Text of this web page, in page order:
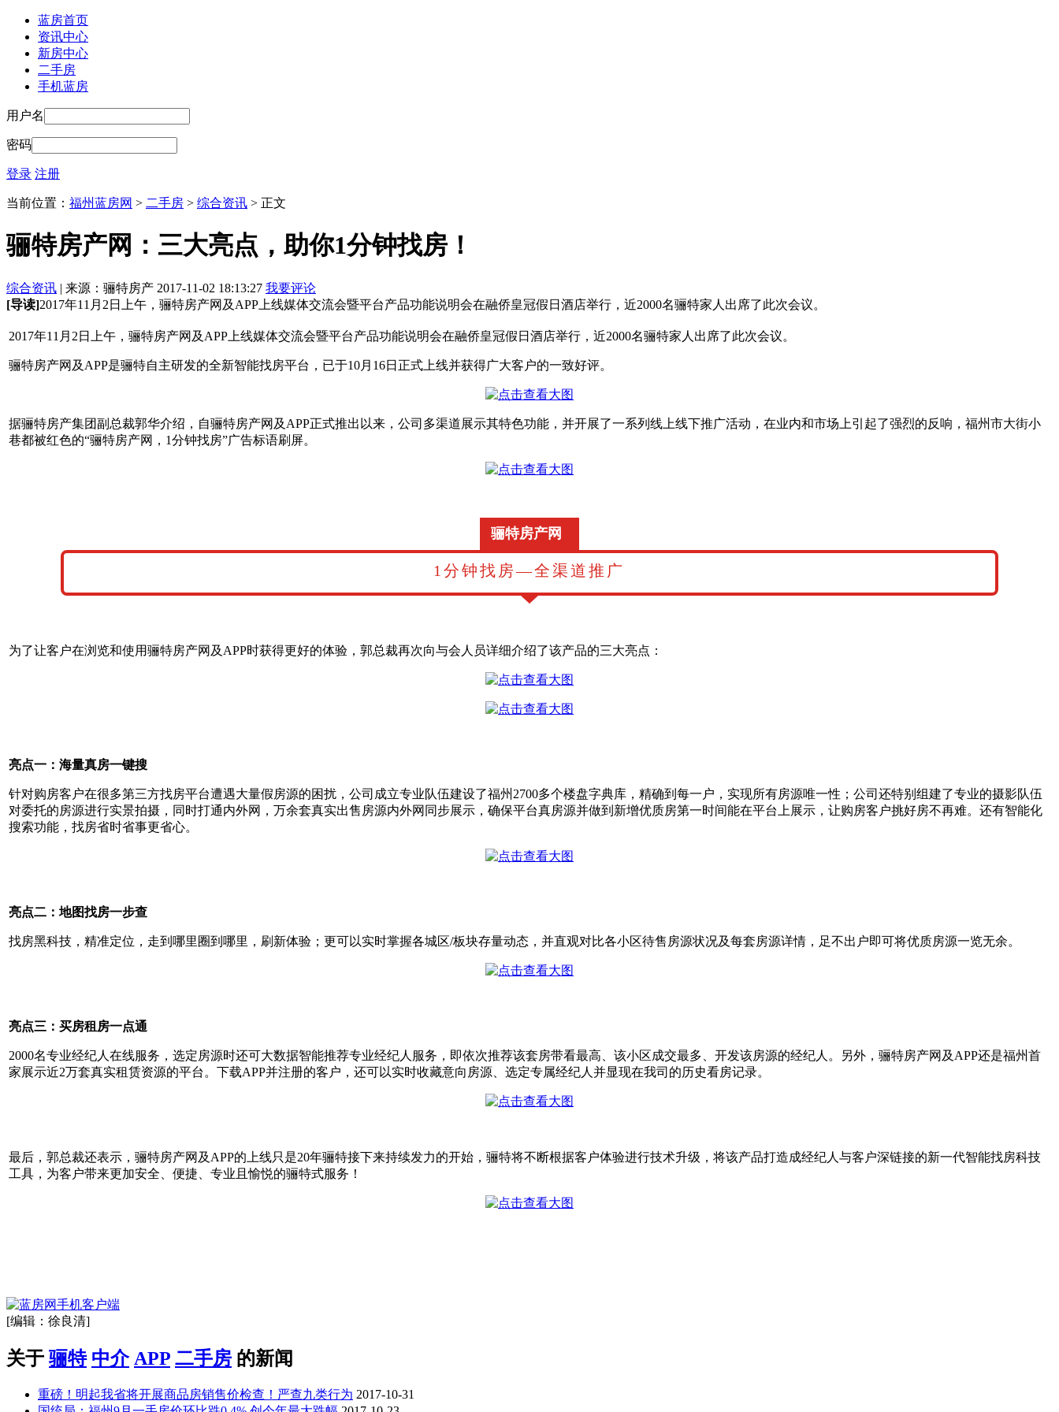
蓝房首页
资讯中心
新房中心
二手房
手机蓝房
用户名
密码
登录 注册
当前位置： 福州蓝房网 > 二手房 > 综合资讯 > 正文
骊特房产网：三大亮点，助你1分钟找房！
综合资讯 | 来源：骊特房产 2017-11-02 18:13:27 我要评论
[导读]2017年11月2日上午，骊特房产网及APP上线媒体交流会暨平台产品功能说明会在融侨皇冠假日酒店举行，近2000名骊特家人出席了此次会议。
2017年11月2日上午，骊特房产网及APP上线媒体交流会暨平台产品功能说明会在融侨皇冠假日酒店举行，近2000名骊特家人出席了此次会议。
骊特房产网及APP是骊特自主研发的全新智能找房平台，已于10月16日正式上线并获得广大客户的一致好评。
据骊特房产集团副总裁郭华介绍，自骊特房产网及APP正式推出以来，公司多渠道展示其特色功能，并开展了一系列线上线下推广活动，在业内和市场上引起了强烈的反响，福州市大街小
巷都被红色的“骊特房产网，1分钟找房”广告标语刷屏。
骊特房产网
1分钟找房—全渠道推广
为了让客户在浏览和使用骊特房产网及APP时获得更好的体验，郭总裁再次向与会人员详细介绍了该产品的三大亮点：
亮点一：海量真房一键搜
针对购房客户在很多第三方找房平台遭遇大量假房源的困扰，公司成立专业队伍建设了福州2700多个楼盘字典库，精确到每一户，实现所有房源唯一性；公司还特别组建了专业的摄影队伍
对委托的房源进行实景拍摄，同时打通内外网，万余套真实出售房源内外网同步展示，确保平台真房源并做到新增优质房第一时间能在平台上展示，让购房客户挑好房不再难。还有智能化
搜索功能，找房省时省事更省心。
亮点二：地图找房一步查
找房黑科技，精准定位，走到哪里圈到哪里，刷新体验；更可以实时掌握各城区/板块存量动态，并直观对比各小区待售房源状况及每套房源详情，足不出户即可将优质房源一览无余。
亮点三：买房租房一点通
2000名专业经纪人在线服务，选定房源时还可大数据智能推荐专业经纪人服务，即依次推荐该套房带看最高、该小区成交最多、开发该房源的经纪人。另外，骊特房产网及APP还是福州首
家展示近2万套真实租赁资源的平台。下载APP并注册的客户，还可以实时收藏意向房源、选定专属经纪人并显现在我司的历史看房记录。
最后，郭总裁还表示，骊特房产网及APP的上线只是20年骊特接下来持续发力的开始，骊特将不断根据客户体验进行技术升级，将该产品打造成经纪人与客户深链接的新一代智能找房科技
工具，为客户带来更加安全、便捷、专业且愉悦的骊特式服务！
[编辑：徐良清]
关于 骊特 中介 APP 二手房 的新闻
重磅！明起我省将开展商品房销售价检查！严查九类行为 2017-10-31